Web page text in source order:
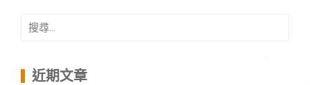
搜
鍵 近期文章